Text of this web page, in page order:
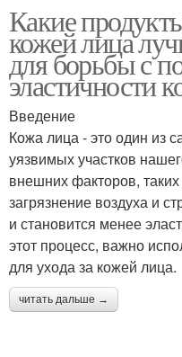
Какие
кожей лица
для борьбы с
эластичности
Введение
Кожа лица - это один из
уязвимых участков
внешних факторов,
загрязнение воздуха и
и становится менее
этот процесс, важно
для ухода за кожей лица.
читать дальше →